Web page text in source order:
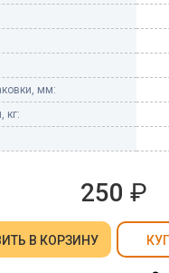
мм:
кг:
250 ₽
В КОРЗИНУ